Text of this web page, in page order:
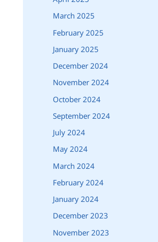
March 2025
February 2025
January 2025
December 2024
November 2024
October 2024
September 2024
July 2024
May 2024
March 2024
February 2024
January 2024
December 2023
November 2023